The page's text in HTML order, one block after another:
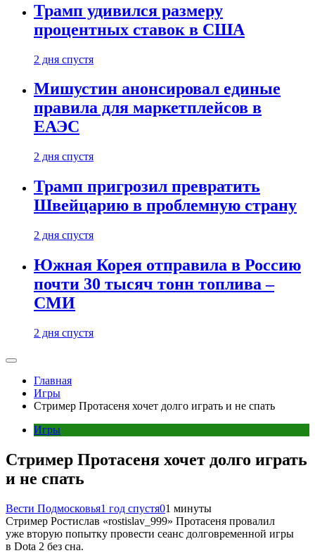
Трамп удивился размеру
процентных ставок в США
2 дня спустя
Мишустин анонсировал единые
правила для маркетплейсов в
ЕАЭС
2 дня спустя
Трамп пригрозил превратить
Швейцарию в проблемную страну
2 дня спустя
Южная Корея отправила в Россию
почти 30 тысяч тонн топлива –
СМИ
2 дня спустя
Главная
Игры
Стример Протасеня хочет долго играть и не спать
Игры
Стример Протасеня хочет долго играть
и не спать
Вести Подмосковья1 год спустя01 минуты
Стример Ростислав «rostislav_999» Протасеня провалил
уже вторую попытку провести сеанс долговременной игры
в Dota 2 без сна.